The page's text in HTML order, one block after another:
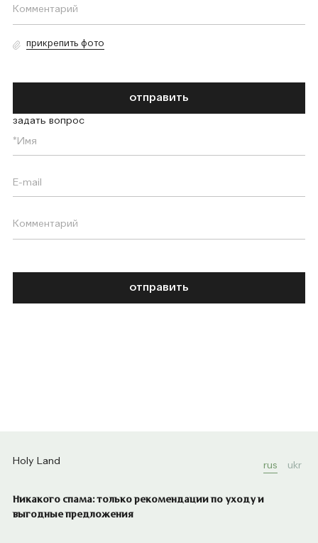
прикрепить фото
отправить
задать вопрос
отправить
Holy Land rus ukr
Никакого спама: только рекомендации по уходу и
выгодные предложения